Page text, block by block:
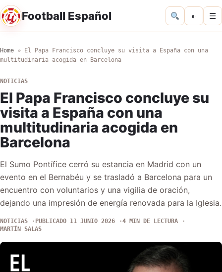
Football Español ◐ ☰
Home »
El Papa Francisco concluye su visita a España con una
multitudinaria acogida en Barcelona
NOTICIAS
El Papa Francisco concluye su
visita a España con una
multitudinaria acogida en
Barcelona
El Sumo Pontífice cerró su estancia en Madrid con un
evento en el Bernabéu y se trasladó a Barcelona para un
encuentro con voluntarios y una vigilia de oración,
dejando una impresión de energía renovada para la Iglesia.
NOTICIAS PUBLICADO 11 JUNIO 2026
4 MIN DE LECTURA
MARTÍN SALAS